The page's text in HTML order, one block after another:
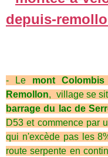
- Le mont Colombis
Remollon, village se
barrage du lac de
D53 et commence par
qui n'excède pas les
route serpente en